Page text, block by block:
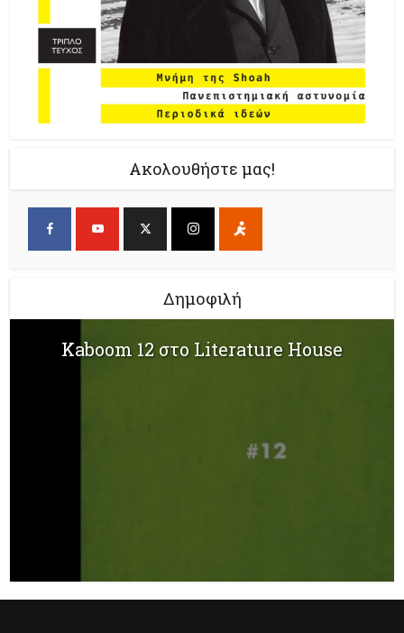
Ακολουθήστε μας!
Δημοφιλή
Kaboom 12 στο Literature House